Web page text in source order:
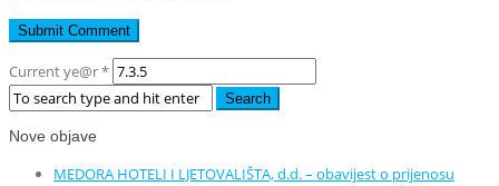
Current ye@r*
Nove objave
MEDORA HOTELI I LJETOVALIŠTA, d.d. – obavijest o prijenosu